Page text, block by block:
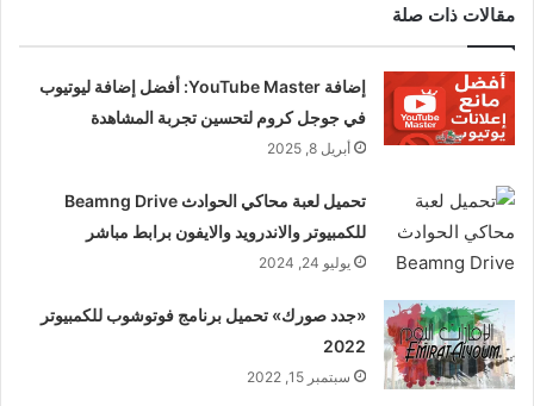
مقالات ذات صلة
إضافة YouTube Master: أفضل إضافة ليوتيوب
في جوجل كروم لتحسين تجربة المشاهدة
أبريل 8, 2025
تحميل لعبة محاكي الحوادث Beamng Drive
للكمبيوتر والاندرويد والايفون برابط مباشر
يوليو 24, 2024
«جدد صورك» تحميل برنامج فوتوشوب للكمبيوتر
2022
سبتمبر 15, 2022